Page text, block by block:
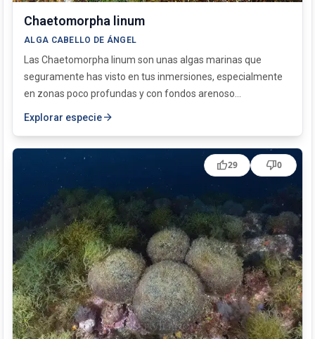
Chaetomorpha linum
ALGA CABELLO DE ÁNGEL
Las Chaetomorpha linum son unas algas marinas que
seguramente has visto en tus inmersiones, especialmente
en zonas poco profundas y con fondos arenoso...
Explorar especiearrow_forward
thumb_up29 thumb_down0